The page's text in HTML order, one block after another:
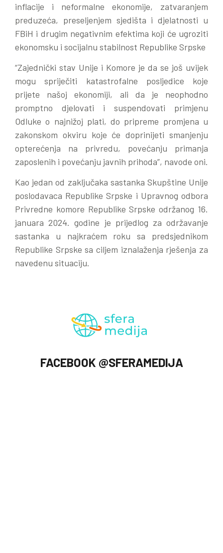
inflacije i neformalne ekonomije, zatvaranjem
preduzeća, preseljenjem sjedišta i djelatnosti u
FBiH i drugim negativnim efektima koji će ugroziti
ekonomsku i socijalnu stabilnost Republike Srpske
“Zajednički stav Unije i Komore je da se još uvijek
mogu spriječiti katastrofalne posljedice koje
prijete našoj ekonomiji, ali da je neophodno
promptno djelovati i suspendovati primjenu
Odluke o najnižoj plati, do pripreme promjena u
zakonskom okviru koje će doprinijeti smanjenju
opterećenja na privredu, povećanju primanja
zaposlenih i povećanju javnih prihoda”, navode oni.
Kao jedan od zaključaka sastanka Skupštine Unije
poslodavaca Republike Srpske i Upravnog odbora
Privredne komore Republike Srpske održanog 16.
januara 2024. godine je prijedlog za održavanje
sastanka u najkraćem roku sa predsjednikom
Republike Srpske sa ciljem iznalaženja rješenja za
navedenu situaciju.
FACEBOOK @SFERAMEDIJA